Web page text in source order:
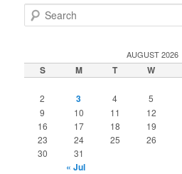
e
c
h
AUGUST 2026
S M T W
2
3 4 5
9
10 11 12
16
17 18 19
23
24 25 26
30
31
« Jul